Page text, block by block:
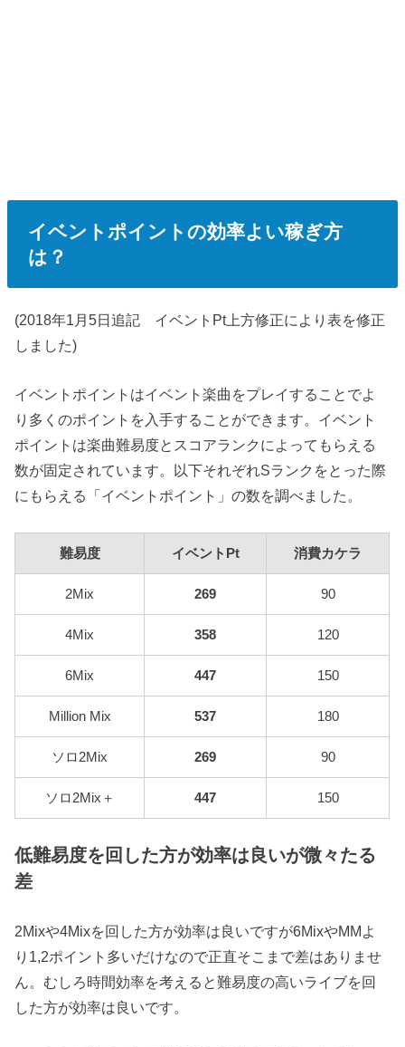
イベントポイントの効率よい稼ぎ方
は？
(2018年1月5日追記 イベントPt上方修正により表を修正
しました)
イベントポイントはイベント楽曲をプレイすることでよ
り多くのポイントを入手することができます。イベント
ポイントは楽曲難易度とスコアランクによってもらえる
数が固定されています。以下それぞれSランクをとった際
にもらえる「イベントポイント」の数を調べました。
難易度 イベントPt 消費カケラ
2Mix 269 90
4Mix 358 120
6Mix 447 150
Million Mix 537 180
ソロ2Mix 269 90
ソロ2Mix＋ 447 150
低難易度を回した方が効率は良いが微々たる
差
2Mixや4Mixを回した方が効率は良いですが6MixやMMよ
り1,2ポイント多いだけなので正直そこまで差はありませ
ん。むしろ時間効率を考えると難易度の高いライブを回
した方が効率は良いです。